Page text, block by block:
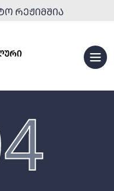
ᲠᲔᲟᲘᲛᲨᲘᲐ